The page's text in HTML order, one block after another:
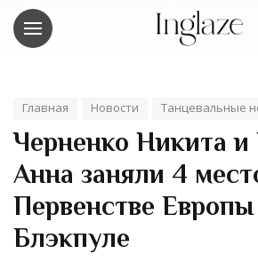
Главная Новости Танцевальные
Черненко Никита и
Анна заняли 4
Первенстве
Блэкпуле